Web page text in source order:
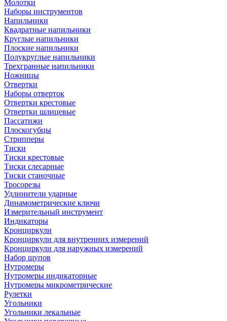
Молотки
Наборы инструментов
Напильники
Квадратные напильники
Круглые напильники
Плоские напильники
Полукруглые напильники
Трехгранные напильники
Ножницы
Отвертки
Наборы отверток
Отвертки крестовые
Отвертки шлицевые
Пассатижи
Плоскогубцы
Стрипперы
Тиски
Тиски крестовые
Тиски слесарные
Тиски станочные
Тросорезы
Удлинители ударные
Динамометрические ключи
Измерительный инструмент
Индикаторы
Кронциркули
Кронциркули для внутренних измерений
Кронциркули для наружных измерений
Набор щупов
Нутромеры
Нутромеры индикаторные
Нутромеры микрометрические
Рулетки
Угольники
Угольники лекальные